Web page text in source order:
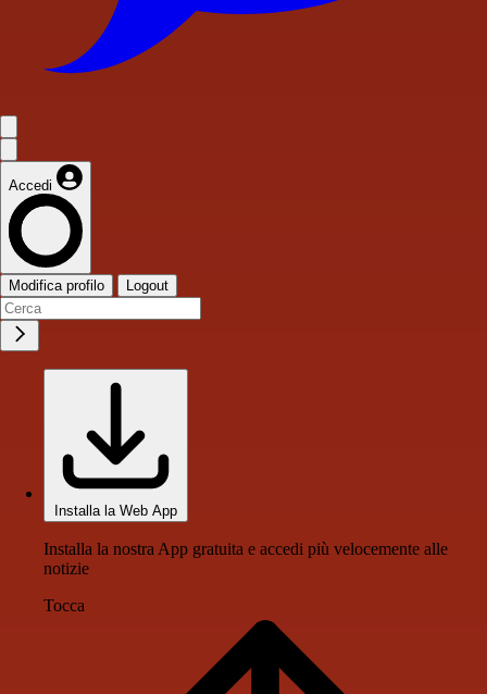
Accedi
Modifica profilo Logout
Installa la Web App
Installa la nostra App gratuita e accedi più velocemente alle
notizie
Tocca